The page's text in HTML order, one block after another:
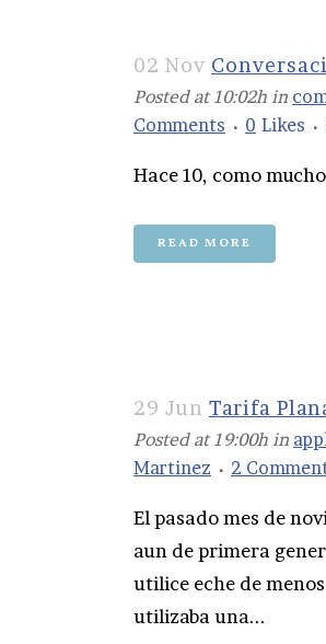
02 Nov
Posted at 10:02h in
Comments
0 Likes
Hace 10, como
READ MORE
29 Jun Tarifa
Posted at 19:00h in
Martinez
2
El pasado mes de
aun de primera
utilice eche de
utilizaba una...